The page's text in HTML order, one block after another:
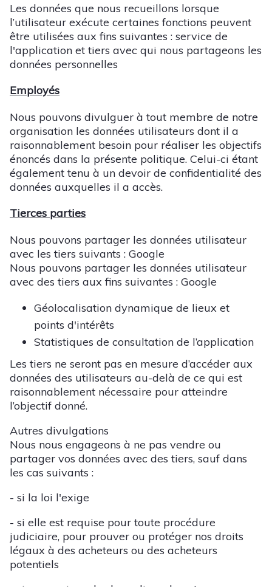
Les données que nous recueillons lorsque
l’utilisateur exécute certaines fonctions peuvent
être utilisées aux fins suivantes : service de
l'application et tiers avec qui nous partageons les
données personnelles
Employés
Nous pouvons divulguer à tout membre de notre
organisation les données utilisateurs dont il a
raisonnablement besoin pour réaliser les objectifs
énoncés dans la présente politique. Celui-ci étant
également tenu à un devoir de confidentialité des
données auxquelles il a accès.
Tierces parties
Nous pouvons partager les données utilisateur
avec les tiers suivants : Google
Nous pouvons partager les données utilisateur
avec des tiers aux fins suivantes : Google
Géolocalisation dynamique de lieux et
points d'intérêts
Statistiques de consultation de l’application
Les tiers ne seront pas en mesure d’accéder aux
données des utilisateurs au-delà de ce qui est
raisonnablement nécessaire pour atteindre
l’objectif donné.
Autres divulgations
Nous nous engageons à ne pas vendre ou
partager vos données avec des tiers, sauf dans
les cas suivants :
- si la loi l'exige
- si elle est requise pour toute procédure
judiciaire, pour prouver ou protéger nos droits
légaux à des acheteurs ou des acheteurs
potentiels